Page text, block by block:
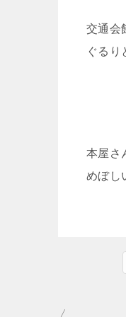
交通会
ぐるり
本屋さ
めぼし